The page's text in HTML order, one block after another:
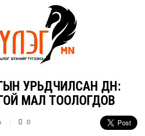
УРЬДЧИЛСАН ДҮН:
МАЛ ТООЛОГДОВ
0